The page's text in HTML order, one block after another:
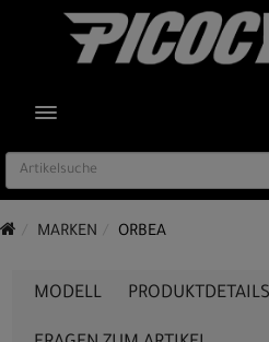
TOGGLE NAVIGATION
MARKEN ORBEA
MODELL PRODUKTDETAILS